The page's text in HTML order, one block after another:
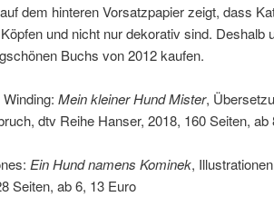
dem hinteren Vorsatzpapier zeigt, dass
und nicht nur dekorativ sind. Deshalb
Buchs von 2012 kaufen.
Mein kleiner Hund Mister,
dtv Reihe Hanser, 2018, 160 Seiten, ab
Ein Hund namens Kominek,
Seiten, ab 6, 13 Euro